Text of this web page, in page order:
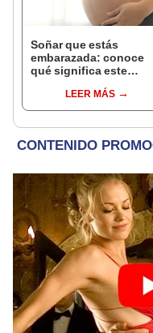
Soñar que estás
embarazada: conoce
qué significa este
LEER MÁS